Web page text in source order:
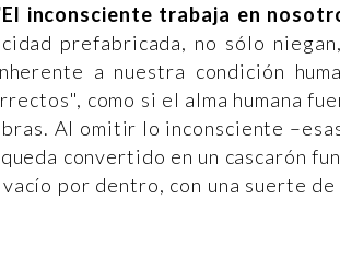
inconsciente trabaja en
prefabricada, no sólo
a nuestra condición
como si el alma humana
Al omitir lo inconsciente
convertido en un cascarón
por dentro, con una suerte